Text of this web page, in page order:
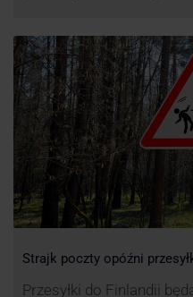
Strajk poczty opóźni
Przesyłki do Finlandii